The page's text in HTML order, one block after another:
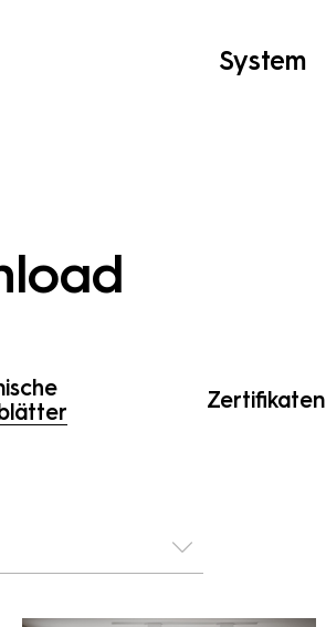
System
Zertifikaten